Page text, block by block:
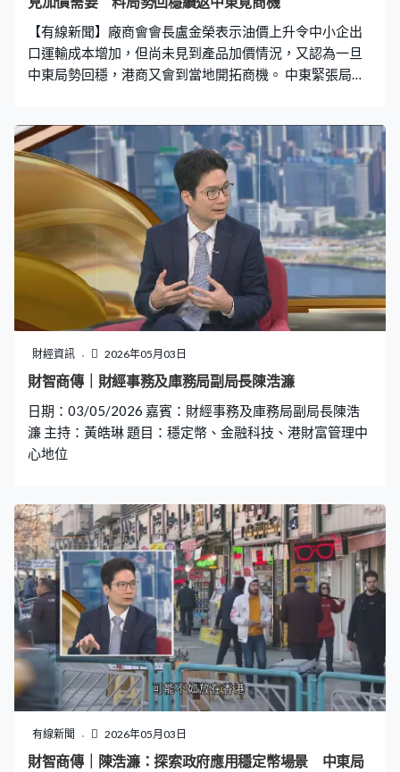
【有線新聞】廠商會會長盧金榮表示油價上升令中小企出
口運輸成本增加，但尚未見到產品加價情況，又認為一旦
中東局勢回穩，港商又會到當地開拓商機。 中東緊張局勢
事出口貿易的廠商尤其感受到運輸成本上升的壓力。「中
短途尚算可控範圍之內，上升約10%至30%；長途運輸尤
其是去歐洲、中東或非洲，可能增加了50%至100%運費。
另一方面，石油副產品原料也有輕微上升。」 他指不少廠
商本身有一定原材料庫存，相信暫時仍然可以應付，預期
尚未需要將成本轉嫁消費者。盧金榮：「暫時沒有需要加
價，暫時亦加不了價，因為簽了一些合約、如買賣合約，
需要完成合約不能中途加價，但未來接單也會謹慎一
些。」 不少中小企近年積極開發中東等新興市場以分散供
應鏈風險，盧金榮表示部分企業可能要暫時停止當地的業
務，但相信局勢回穩後又再重新出發。「中小企一向認為
中東市場有商機，相信當地戰事完畢之後，相信需求會回
業務。」 他認為中東局勢暫未有大規模影響本港經濟，但
一旦衝突持續半年、一年或更長時間，事
財經資訊 2026年05月03日
財智商傳｜財經事務及庫務局副局長陳浩濂
日期：03/05/2026 嘉賓：財經事務及庫務局副局長陳浩
濂 主持：黃皓琳 題目：穩定幣、金融科技、港財富管理中
心地位
有線新聞 2026年05月03日
財智商傳｜陳浩濂：探索政府應用穩定幣場景 中東局